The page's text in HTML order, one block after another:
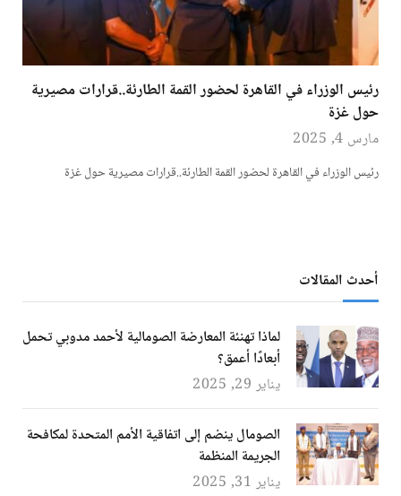
رئيس الوزراء في القاهرة لحضور القمة الطارئة..قرارات مصيرية
حول غزة
مارس 4, 2025
رئيس الوزراء في القاهرة لحضور القمة الطارئة..قرارات مصيرية حول غزة
أحدث المقالات
لماذا تهنئة المعارضة الصومالية لأحمد مدوبي تحمل
أبعادًا أعمق؟
يناير 29, 2025
الصومال ينضم إلى اتفاقية الأمم المتحدة لمكافحة
الجريمة المنظمة
يناير 31, 2025